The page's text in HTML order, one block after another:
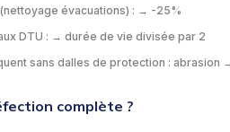
évacuations) : → -25%
DTU : → durée de vie divisée par 2
sans dalles de protection : abrasion
complète ?